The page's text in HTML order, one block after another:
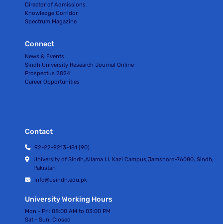
Director of Admissions
Knowledge Corridor
Spectrum Magazine
Connect
News & Events
Sindh University Research Journal Online
Prospectus 2024
Career Opportunities
Contact
92-22-9213-181 (90)
University of Sindh,Allama I.I. Kazi Campus,Jamshoro-76080, Sindh,
Pakistan
info@usindh.edu.pk
University Working Hours
Mon - Fri: 08:00 AM to 03:00 PM
Sat - Sun: Closed